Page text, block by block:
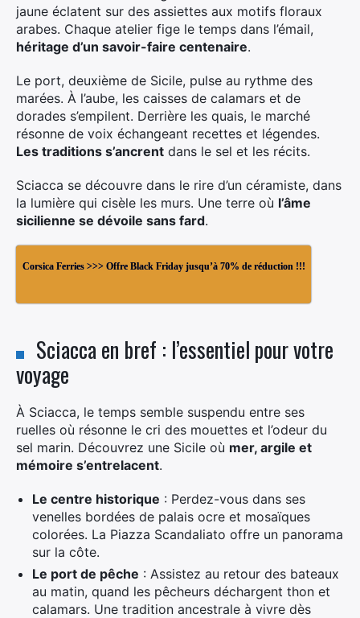
jaune éclatent sur des assiettes aux motifs floraux
arabes. Chaque atelier fige le temps dans l’émail,
héritage d’un savoir-faire centenaire.
Le port, deuxième de Sicile, pulse au rythme des
marées. À l’aube, les caisses de calamars et de
dorades s’empilent. Derrière les quais, le marché
résonne de voix échangeant recettes et légendes.
Les traditions s’ancrent dans le sel et les récits.
Sciacca se découvre dans le rire d’un céramiste, dans
la lumière qui cisèle les murs. Une terre où l’âme
sicilienne se dévoile sans fard.
Corsica Ferries >>> Offre Black Friday jusqu’à 70% de réduction !!!
Sciacca en bref : l’essentiel pour votre
voyage
À Sciacca, le temps semble suspendu entre ses
ruelles où résonne le cri des mouettes et l’odeur du
sel marin. Découvrez une Sicile où mer, argile et
mémoire s’entrelacent.
Le centre historique : Perdez-vous dans ses
venelles bordées de palais ocre et mosaïques
colorées. La Piazza Scandaliato offre un panorama
sur la côte.
Le port de pêche : Assistez au retour des bateaux
au matin, quand les pêcheurs déchargent thon et
calamars. Une tradition ancestrale à vivre dès